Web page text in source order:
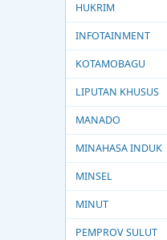
HUKRIM
INFOTAINMENT
KOTAMOBAGU
LIPUTAN KHUSUS
MANADO
MINAHASA INDUK
MINSEL
MINUT
PEMPROV SULUT